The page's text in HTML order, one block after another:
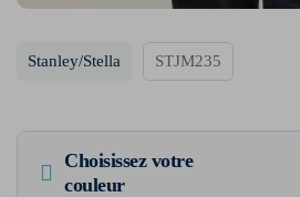
Stanley/Stella STJM235
Choisissez votre
couleur